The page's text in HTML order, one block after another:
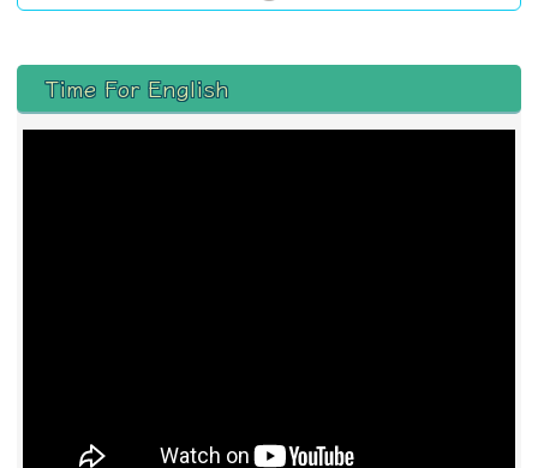
左邊區域內容
Time For English